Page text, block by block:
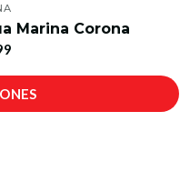
Marina Corona